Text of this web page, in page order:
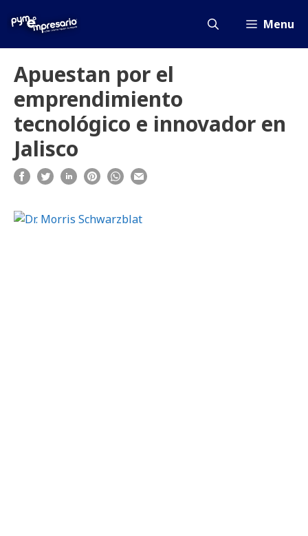
Menu
Apuestan por el
emprendimiento
tecnológico e innovador en
Jalisco